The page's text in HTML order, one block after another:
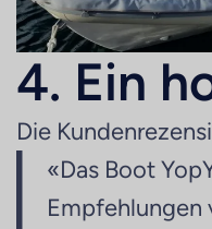
4. Ein
Die
«Das Boot
Empfehlungen